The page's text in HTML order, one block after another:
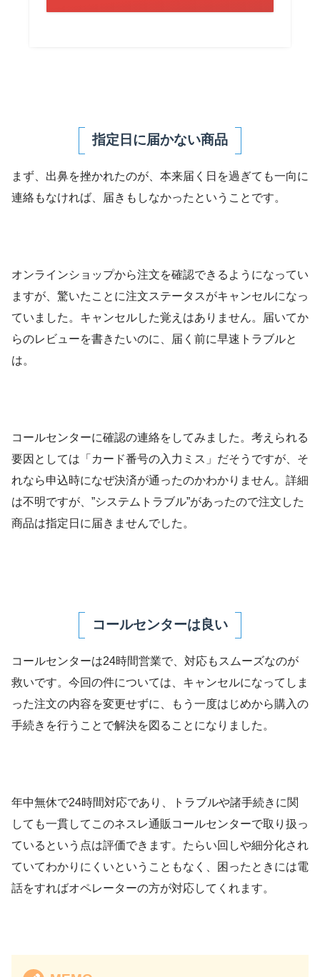
指定日に届かない商品
まず、出鼻を挫かれたのが、本来届く日を過ぎても一向に
連絡もなければ、届きもしなかったということです。
オンラインショップから注文を確認できるようになってい
ますが、驚いたことに注文ステータスがキャンセルになっ
ていました。キャンセルした覚えはありません。届いてか
らのレビューを書きたいのに、届く前に早速トラブルと
は。
コールセンターに確認の連絡をしてみました。考えられる
要因としては「カード番号の入力ミス」だそうですが、そ
れなら申込時になぜ決済が通ったのかわかりません。詳細
は不明ですが、”システムトラブル”があったので注文した
商品は指定日に届きませんでした。
コールセンターは良い
コールセンターは24時間営業で、対応もスムーズなのが
救いです。今回の件については、キャンセルになってしま
った注文の内容を変更せずに、もう一度はじめから購入の
手続きを行うことで解決を図ることになりました。
年中無休で24時間対応であり、トラブルや諸手続きに関
しても一貫してこのネスレ通販コールセンターで取り扱っ
ているという点は評価できます。たらい回しや細分化され
ていてわかりにくいということもなく、困ったときには電
話をすればオペレーターの方が対応してくれます。